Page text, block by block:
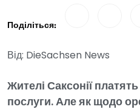
Поділіться:
Від: DieSachsen News
Жителі Саксонії
послуги. Але як щодо